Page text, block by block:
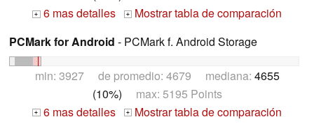
+ 6 mas detalles +
Mostrar tabla de comparación
PCMark for Android - PCMark f. Android Storage
min: 3927 de promedio: 4679 mediana: 4655
(10%) max: 5195 Points
+ 6 mas detalles +
Mostrar tabla de comparación